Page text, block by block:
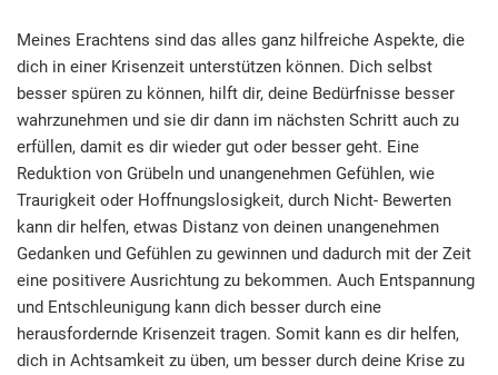
Meines Erachtens sind das alles ganz hilfreiche Aspekte, die
dich in einer Krisenzeit unterstützen können. Dich selbst
besser spüren zu können, hilft dir, deine Bedürfnisse besser
wahrzunehmen und sie dir dann im nächsten Schritt auch zu
erfüllen, damit es dir wieder gut oder besser geht. Eine
Reduktion von Grübeln und unangenehmen Gefühlen, wie
Traurigkeit oder Hoffnungslosigkeit, durch Nicht- Bewerten
kann dir helfen, etwas Distanz von deinen unangenehmen
Gedanken und Gefühlen zu gewinnen und dadurch mit der Zeit
eine positivere Ausrichtung zu bekommen. Auch Entspannung
und Entschleunigung kann dich besser durch eine
herausfordernde Krisenzeit tragen. Somit kann es dir helfen,
dich in Achtsamkeit zu üben, um besser durch deine Krise zu